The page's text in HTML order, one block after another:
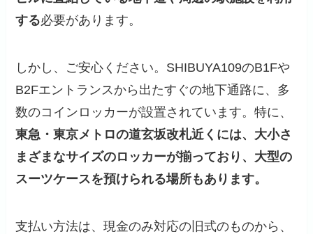
する必要があります。
しかし、ご安心ください。SHIBUYA109のB1Fや
B2Fエントランスから出たすぐの地下通路に、多
数のコインロッカーが設置されています。特に、
東急・東京メトロの道玄坂改札近くには、大小さ
まざまなサイズのロッカーが揃っており、大型の
スーツケースを預けられる場所もあります。
支払い方法は、現金のみ対応の旧式のものから、